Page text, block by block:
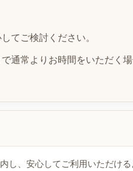
てご検討ください。
通常よりお時間をいただく
し、安心してご利用いただけ